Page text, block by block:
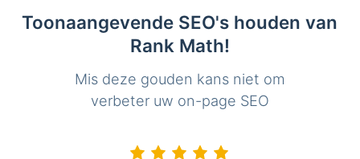
Toonaangevende SEO's houden van
Rank Math!
Mis deze gouden kans niet om
verbeter uw on-page SEO